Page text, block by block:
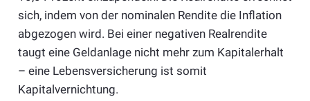
sich, indem von der nominalen Rendite die Inflation
abgezogen wird. Bei einer negativen Realrendite
taugt eine Geldanlage nicht mehr zum Kapitalerhalt
– eine Lebensversicherung ist somit
Kapitalvernichtung.